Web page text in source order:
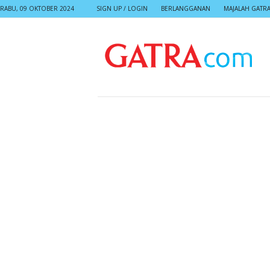
RABU, 09 OKTOBER 2024 SIGN UP / LOGIN BERLANGGANAN MAJALAH GATRA